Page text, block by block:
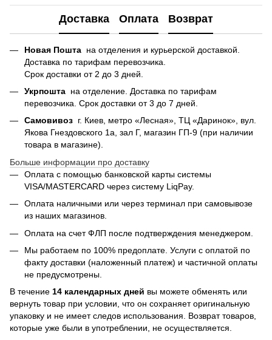
Доставка Оплата Возврат
Новая Пошта на отделения и курьерской доставкой.
Доставка по тарифам перевозчика.
Срок доставки от 2 до 3 дней.
Укрпошта на отделение. Доставка по тарифам
перевозчика. Срок доставки от 3 до 7 дней.
Самовивоз г. Киев, метро «Лесная», ТЦ «Даринок», вул.
Якова Гнездовского 1а, зал Г, магазин ГП-9 (при наличии
товара в магазине).
Больше информации про доставку
Оплата с помощью банковской карты системы
VISA/MASTERCARD через систему LiqPay.
Оплата наличными или через терминал при самовывозе
из наших магазинов.
Оплата на счет ФЛП после подтверждения менеджером.
Мы работаем по 100% предоплате. Услуги с оплатой по
факту доставки (наложенный платеж) и частичной оплаты
не предусмотрены.
В течение 14 календарных дней вы можете обменять или
вернуть товар при условии, что он сохраняет оригинальную
упаковку и не имеет следов использования. Возврат товаров,
которые уже были в употреблении, не осуществляется.